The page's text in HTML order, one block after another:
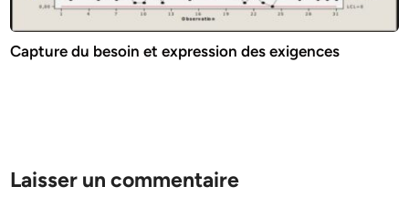
Capture du besoin et expression des exigences
Laisser un commentaire